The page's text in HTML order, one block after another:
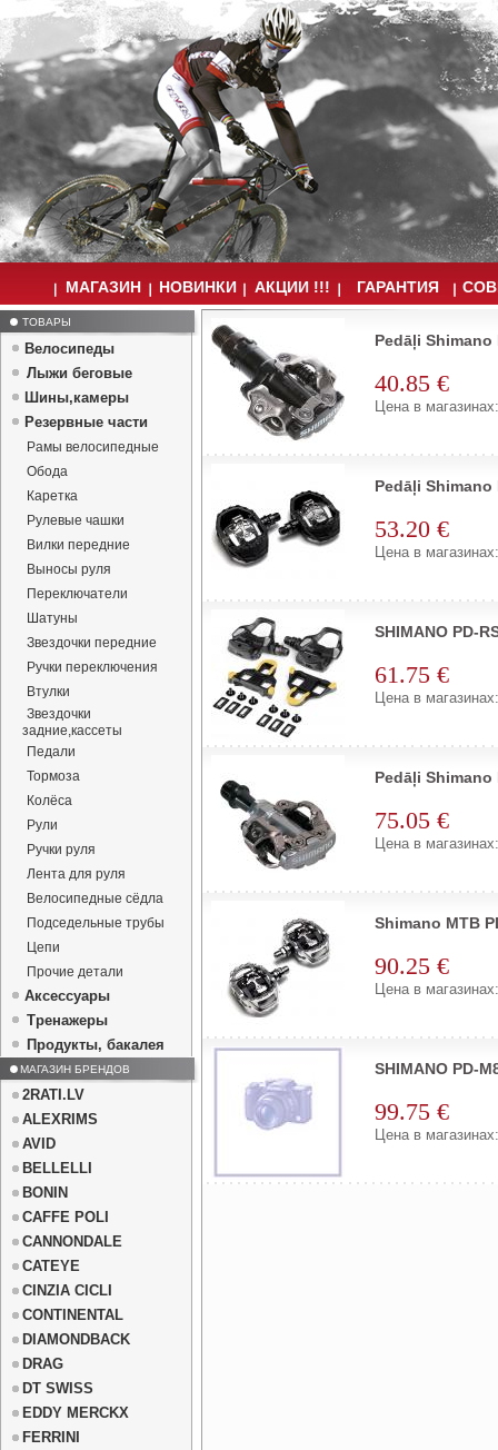
МАГАЗИН НОВИНКИ АКЦИИ !!! ГАРАНТИЯ
ТОВАРЫ
Велосипеды
Лыжи беговые
Шины,камеры
Резервные части
Рамы велосипедные
Обода
Каретка
Рулевые чашки
Вилки передние
Выносы руля
Переключатели
Шатуны
Звездочки передние
Ручки переключения
Втулки
Звездочки
задние,кассеты
Педали
Тормоза
Колёса
Рули
Ручки руля
Лента для руля
Велосипедные сёдла
Подседельные трубы
Цепи
Прочие детали
Аксессуары
Тренажеры
Продукты, бакалея
МАГАЗИН БРЕНДОВ
2RATI.LV
ALEXRIMS
AVID
BELLELLI
BONIN
CAFFE POLI
CANNONDALE
CATEYE
CINZIA CICLI
CONTINENTAL
DIAMONDBACK
DRAG
DT SWISS
EDDY MERCKX
FERRINI
Pedāļi Shimano
40.85 €
Цена в
Pedāļi Shimano
53.20 €
Цена в
SHIMANO PD-
61.75 €
Цена в
Pedāļi Shimano
75.05 €
Цена в
Shimano MTB
90.25 €
Цена в
SHIMANO PD-
99.75 €
Цена в